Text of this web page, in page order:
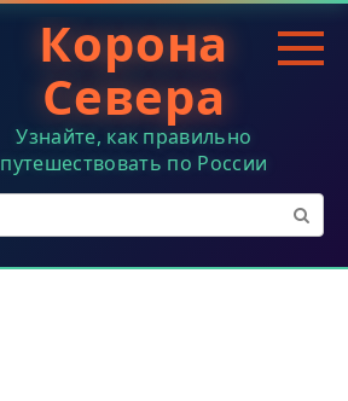
Корона
Севера
Узнайте, как правильно
путешествовать по России